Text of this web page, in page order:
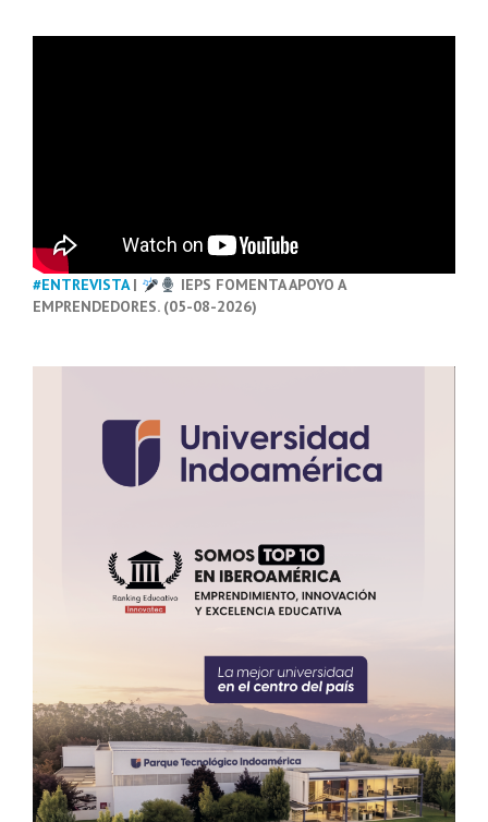
#ENTREVISTA|
IEPS FOMENTA APOYO A
EMPRENDEDORES. (05-08-2026)